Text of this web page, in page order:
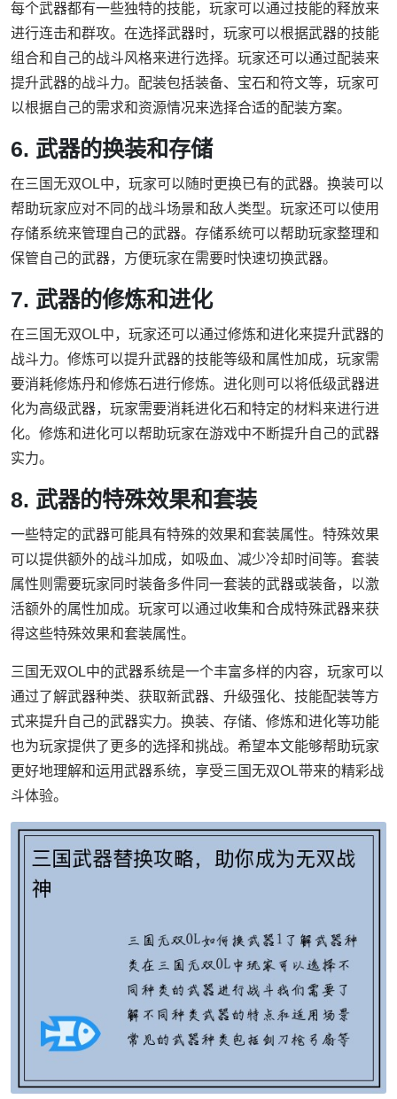
每个武器都有一些独特的技能，玩家可以通过技能的释放来
进行连击和群攻。在选择武器时，玩家可以根据武器的技能
组合和自己的战斗风格来进行选择。玩家还可以通过配装来
提升武器的战斗力。配装包括装备、宝石和符文等，玩家可
以根据自己的需求和资源情况来选择合适的配装方案。
6. 武器的换装和存储
在三国无双OL中，玩家可以随时更换已有的武器。换装可以
帮助玩家应对不同的战斗场景和敌人类型。玩家还可以使用
存储系统来管理自己的武器。存储系统可以帮助玩家整理和
保管自己的武器，方便玩家在需要时快速切换武器。
7. 武器的修炼和进化
在三国无双OL中，玩家还可以通过修炼和进化来提升武器的
战斗力。修炼可以提升武器的技能等级和属性加成，玩家需
要消耗修炼丹和修炼石进行修炼。进化则可以将低级武器进
化为高级武器，玩家需要消耗进化石和特定的材料来进行进
化。修炼和进化可以帮助玩家在游戏中不断提升自己的武器
实力。
8. 武器的特殊效果和套装
一些特定的武器可能具有特殊的效果和套装属性。特殊效果
可以提供额外的战斗加成，如吸血、减少冷却时间等。套装
属性则需要玩家同时装备多件同一套装的武器或装备，以激
活额外的属性加成。玩家可以通过收集和合成特殊武器来获
得这些特殊效果和套装属性。
三国无双OL中的武器系统是一个丰富多样的内容，玩家可以
通过了解武器种类、获取新武器、升级强化、技能配装等方
式来提升自己的武器实力。换装、存储、修炼和进化等功能
也为玩家提供了更多的选择和挑战。希望本文能够帮助玩家
更好地理解和运用武器系统，享受三国无双OL带来的精彩战
斗体验。